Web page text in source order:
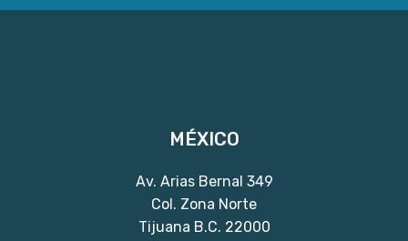
MÉXICO
Av. Arias Bernal 349
Col. Zona Norte
Tijuana B.C. 22000